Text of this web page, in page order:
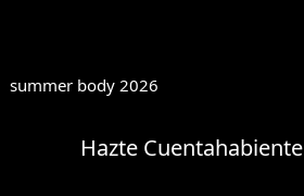
Hazte Cuentahabiente
summer body 2026